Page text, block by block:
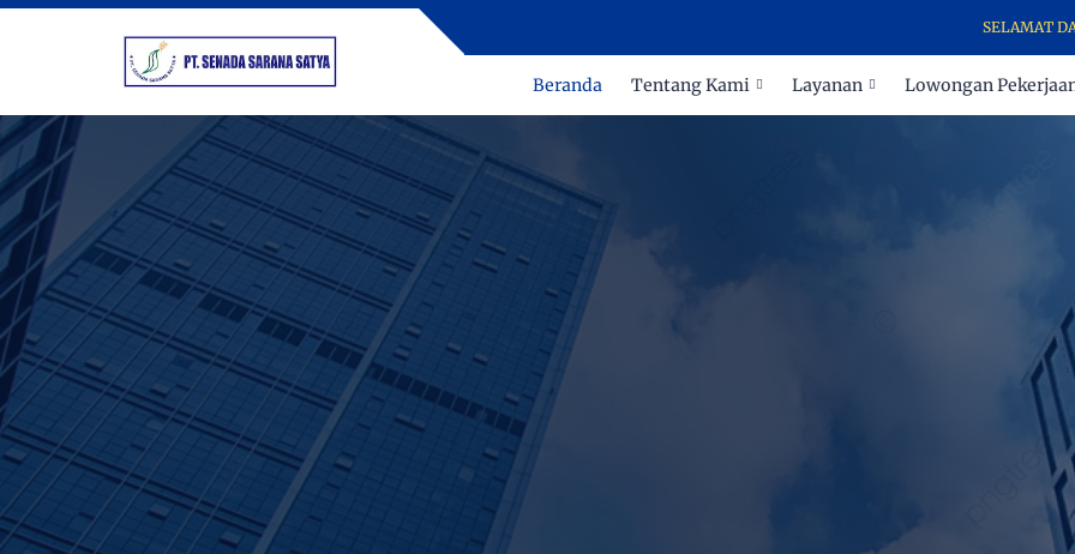
SELAMAT DATANG
Beranda Tentang Kami Layanan Lowongan